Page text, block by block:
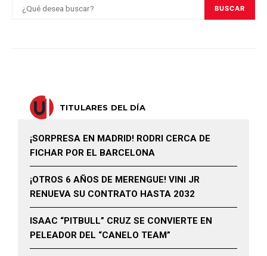
BUSCAR
TITULARES DEL DÍA
¡SORPRESA EN MADRID! RODRI CERCA DE
FICHAR POR EL BARCELONA
¡OTROS 6 AÑOS DE MERENGUE! VINI JR
RENUEVA SU CONTRATO HASTA 2032
ISAAC “PITBULL” CRUZ SE CONVIERTE EN
PELEADOR DEL “CANELO TEAM”